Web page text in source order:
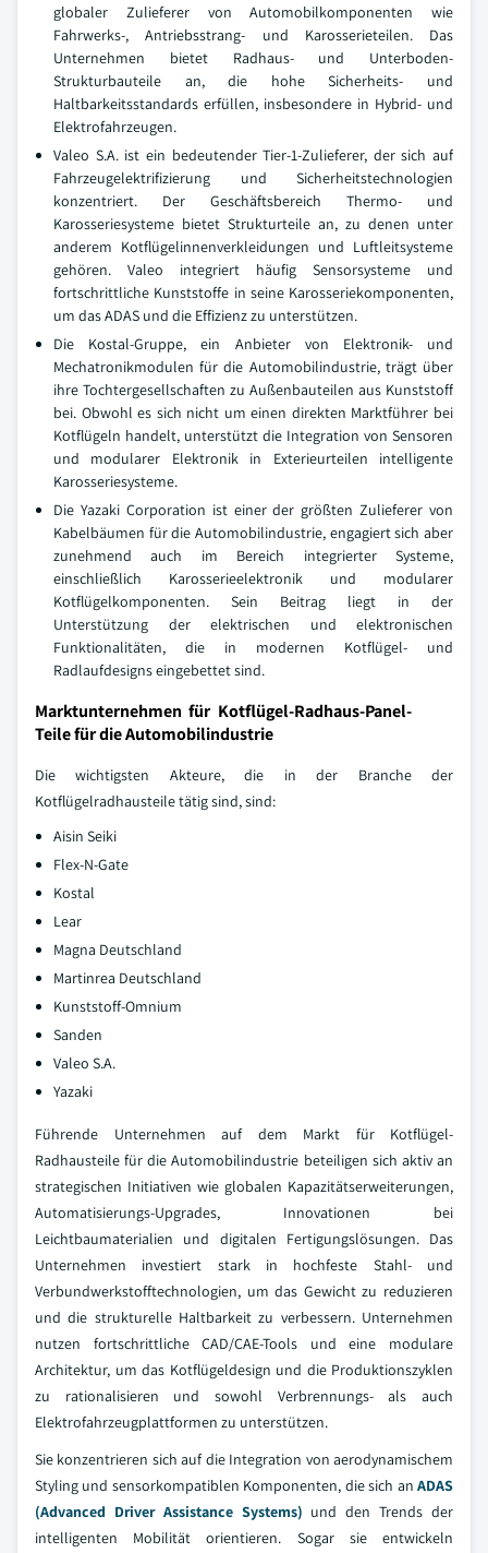
globaler Zulieferer von Automobilkomponenten wie
Fahrwerks-, Antriebsstrang- und Karosserieteilen. Das
Unternehmen bietet Radhaus- und Unterboden-
Strukturbauteile an, die hohe Sicherheits- und
Haltbarkeitsstandards erfüllen, insbesondere in Hybrid- und
Elektrofahrzeugen.
Valeo S.A. ist ein bedeutender Tier-1-Zulieferer, der sich auf
Fahrzeugelektrifizierung und Sicherheitstechnologien
konzentriert. Der Geschäftsbereich Thermo- und
Karosseriesysteme bietet Strukturteile an, zu denen unter
anderem Kotflügelinnenverkleidungen und Luftleitsysteme
gehören. Valeo integriert häufig Sensorsysteme und
fortschrittliche Kunststoffe in seine Karosseriekomponenten,
um das ADAS und die Effizienz zu unterstützen.
Die Kostal-Gruppe, ein Anbieter von Elektronik- und
Mechatronikmodulen für die Automobilindustrie, trägt über
ihre Tochtergesellschaften zu Außenbauteilen aus Kunststoff
bei. Obwohl es sich nicht um einen direkten Marktführer bei
Kotflügeln handelt, unterstützt die Integration von Sensoren
und modularer Elektronik in Exterieurteilen intelligente
Karosseriesysteme.
Die Yazaki Corporation ist einer der größten Zulieferer von
Kabelbäumen für die Automobilindustrie, engagiert sich aber
zunehmend auch im Bereich integrierter Systeme,
einschließlich Karosserieelektronik und modularer
Kotflügelkomponenten. Sein Beitrag liegt in der
Unterstützung der elektrischen und elektronischen
Funktionalitäten, die in modernen Kotflügel- und
Radlaufdesigns eingebettet sind.
Marktunternehmen für Kotflügel-Radhaus-Panel-
Teile für die Automobilindustrie
Die wichtigsten Akteure, die in der Branche der
Kotflügelradhausteile tätig sind, sind:
Aisin Seiki
Flex-N-Gate
Kostal
Lear
Magna Deutschland
Martinrea Deutschland
Kunststoff-Omnium
Sanden
Valeo S.A.
Yazaki
Führende Unternehmen auf dem Markt für Kotflügel-
Radhausteile für die Automobilindustrie beteiligen sich aktiv an
strategischen Initiativen wie globalen Kapazitätserweiterungen,
Automatisierungs-Upgrades, Innovationen bei
Leichtbaumaterialien und digitalen Fertigungslösungen. Das
Unternehmen investiert stark in hochfeste Stahl- und
Verbundwerkstofftechnologien, um das Gewicht zu reduzieren
und die strukturelle Haltbarkeit zu verbessern. Unternehmen
nutzen fortschrittliche CAD/CAE-Tools und eine modulare
Architektur, um das Kotflügeldesign und die Produktionszyklen
zu rationalisieren und sowohl Verbrennungs- als auch
Elektrofahrzeugplattformen zu unterstützen.
Sie konzentrieren sich auf die Integration von aerodynamischem
Styling und sensorkompatiblen Komponenten, die sich an ADAS
(Advanced Driver Assistance Systems) und den Trends der
intelligenten Mobilität orientieren. Sogar sie entwickeln